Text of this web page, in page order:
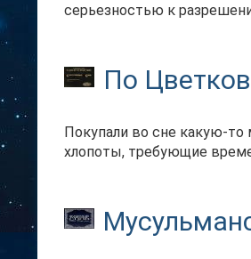
серьезностью к
По
Покупали во сне какую-то
хлопоты, требующие